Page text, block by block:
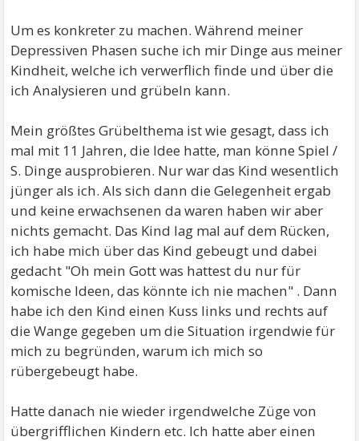
Um es konkreter zu machen. Während meiner
Depressiven Phasen suche ich mir Dinge aus meiner
Kindheit, welche ich verwerflich finde und über die
ich Analysieren und grübeln kann.
Mein größtes Grübelthema ist wie gesagt, dass ich
mal mit 11 Jahren, die Idee hatte, man könne Spiel /
S. Dinge ausprobieren. Nur war das Kind wesentlich
jünger als ich. Als sich dann die Gelegenheit ergab
und keine erwachsenen da waren haben wir aber
nichts gemacht. Das Kind lag mal auf dem Rücken,
ich habe mich über das Kind gebeugt und dabei
gedacht "Oh mein Gott was hattest du nur für
komische Ideen, das könnte ich nie machen" . Dann
habe ich den Kind einen Kuss links und rechts auf
die Wange gegeben um die Situation irgendwie für
mich zu begründen, warum ich mich so
rübergebeugt habe.
Hatte danach nie wieder irgendwelche Züge von
übergrifflichen Kindern etc. Ich hatte aber einen